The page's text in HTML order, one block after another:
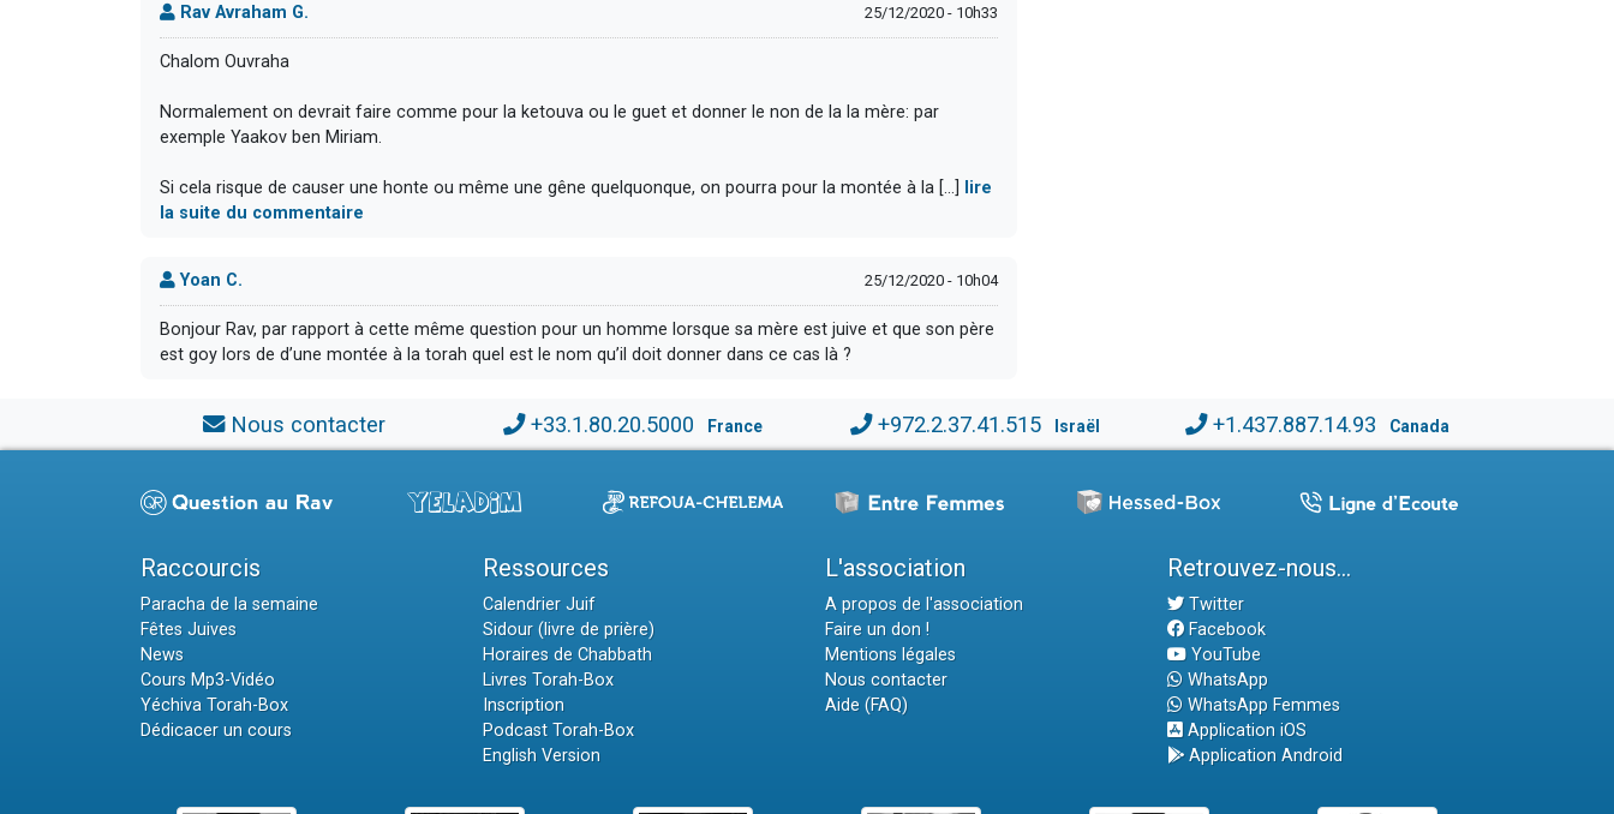
Rav Avraham G. 25/12/2020 - 10h33
Chalom Ouvraha
Normalement on devrait faire comme pour la ketouva ou le guet et donner le non de la la mère: par
exemple Yaakov ben Miriam.
Si cela risque de causer une honte ou même une gêne quelquonque, on pourra pour la montée à la [...]
lire
la suite du commentaire
Yoan C. 25/12/2020 - 10h04
Bonjour Rav, par rapport à cette même question pour un homme lorsque sa mère est juive et que son père
est goy lors de d’une montée à la torah quel est le nom qu’il doit donner dans ce cas là ?
Nous contacter +33.1.80.20.5000 France +972.2.37.41.515 Israël +1.437.887.14.93 Canada
Raccourcis
Paracha de la semaine
Fêtes Juives
News
Cours Mp3-Vidéo
Yéchiva Torah-Box
Dédicacer un cours
Ressources
Calendrier Juif
Sidour (livre de prière)
Horaires de Chabbath
Livres Torah-Box
Inscription
Podcast Torah-Box
English Version
L'association
A propos de l'association
Faire un don !
Mentions légales
Nous contacter
Aide (FAQ)
Retrouvez-nous...
Twitter
Facebook
YouTube
WhatsApp
WhatsApp Femmes
Application iOS
Application Android